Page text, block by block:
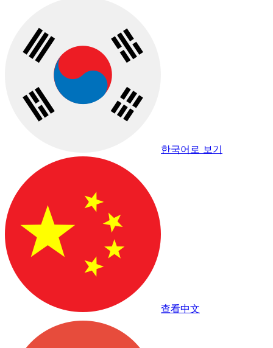
한국어로 보기
查看中文